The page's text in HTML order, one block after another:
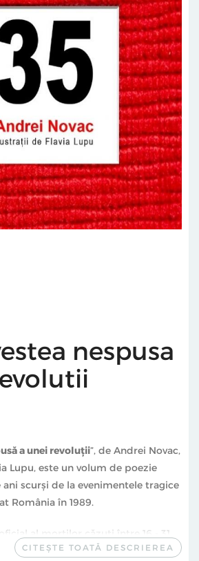
nespusa
a unei revoluții”, de Andrei Novac,
Lupu, este un volum de poezie
scurși de la evenimentele tragice
România în 1989.
al morților căzuți între 16 - 31
Europa Liberă, care citează
CITEȘTE TOATĂ DESCRIEREA